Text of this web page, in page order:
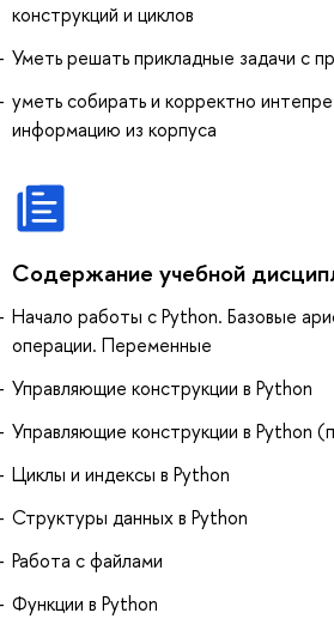
конструкций и циклов
Уметь решать прикладные задачи с
уметь собирать и корректно
информацию из корпуса
Содержание учебной
Начало работы с Python. Базовые
операции. Переменные
Управляющие конструкции в Python
Управляющие конструкции в Python
Циклы и индексы в Python
Структуры данных в Python
Работа с файлами
Функции в Python